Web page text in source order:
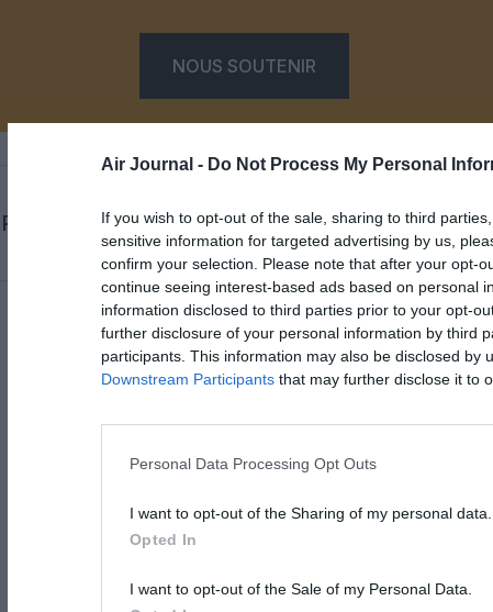
Air Journal - Do Not Process My Personal
If you wish to opt-out of the sale, sharing to third
sensitive information for targeted advertising by us,
confirm your selection. Please note that after your opt-
continue seeing interest-based ads based on personal
information disclosed to third parties prior to your opt-
further disclosure of your personal information by third
participants. This information may also be disclosed by
Downstream Participants that may further disclose it to
Personal Data Processing Opt Outs
I want to opt-out of the Sharing of my personal data.
Opted In
I want to opt-out of the Sale of my Personal Data.
NOUS SOUTENIR
L'ARTICLE
FacebookTwitterPinterestLinkedIn
Aucun commentaire !
LAISSER UN COMMENTAIRE